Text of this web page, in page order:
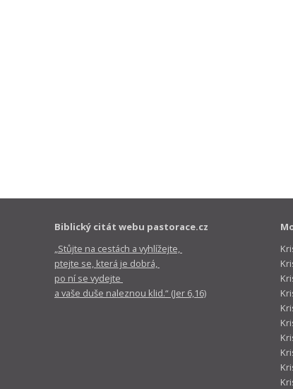
Biblický citát webu pastorace.cz
„Stůjte na cestách a vyhlížejte,
ptejte se, která je dobrá,
po ní se vydejte
a vaše duše naleznou klid.“ (Jer 6,16)